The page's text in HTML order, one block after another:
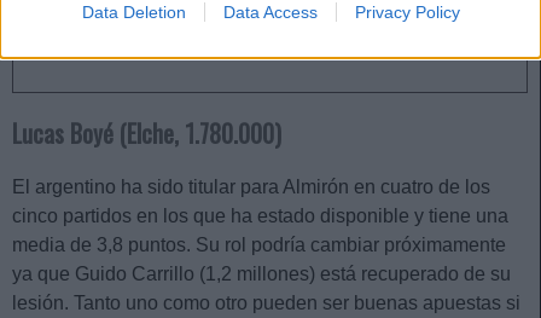
Data Deletion Data Access Privacy Policy
tienen una media de 4 o más
Lucas Boyé (Elche, 1.780.000)
El argentino ha sido titular para Almirón en cuatro de los
cinco partidos en los que ha estado disponible y tiene una
media de 3,8 puntos. Su rol podría cambiar próximamente
ya que Guido Carrillo (1,2 millones) está recuperado de su
lesión. Tanto uno como otro pueden ser buenas apuestas si